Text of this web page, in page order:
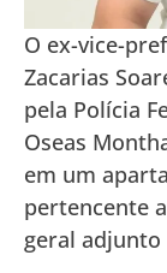
O ex-vice-
Zacarias
pela Polícia
Oseas
em um
pertencente
geral